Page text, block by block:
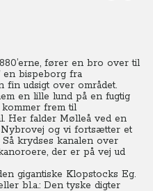
fører en bro over til
en bispeborg fra
fin udsigt over området.
en lille lund på en fugtig
frem til
Her falder Mølleå ved en
og vi fortsætter et
Så krydses kanalen over
der er på vej ud
gigantiske Klopstocks Eg.
bl.a.: Den tyske digter